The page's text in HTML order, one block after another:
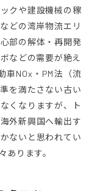
クや建設機械の稼
どの湾岸物流エリ
部の解体・再開発
などの需要が絶え
車NOx・PM法（流
を満たさない古い
くなりますが、ト
外新興国へ輸出す
ないと思われてい
あります。